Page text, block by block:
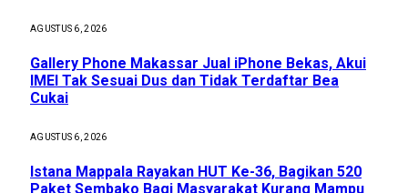
AGUSTUS 6, 2026
Gallery Phone Makassar Jual iPhone Bekas, Akui
IMEI Tak Sesuai Dus dan Tidak Terdaftar Bea
Cukai
AGUSTUS 6, 2026
Istana Mappala Rayakan HUT Ke-36, Bagikan 520
Paket Sembako Bagi Masyarakat Kurang Mampu